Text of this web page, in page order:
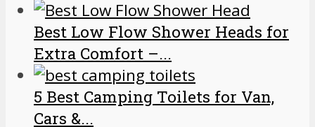
Best Low Flow Shower Heads for
Extra Comfort –...
5 Best Camping Toilets for Van,
Cars &...